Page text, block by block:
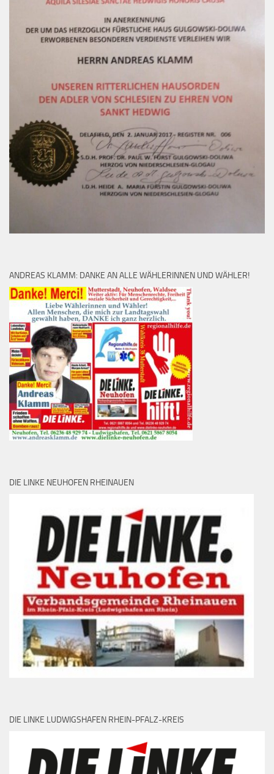
ANDREAS KLAMM: DANKE AN ALLE WÄHLERINNEN UND WÄHLER!
DIE LINKE NEUHOFEN RHEINAUEN
DIE LINKE LUDWIGSHAFEN RHEIN-PFALZ-KREIS